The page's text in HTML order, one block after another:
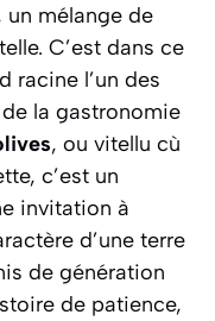
mélange de
C’est dans ce
racine l’un des
la gastronomie
, ou vitellu cù
c’est un
invitation à
d’une terre
de génération
de patience,